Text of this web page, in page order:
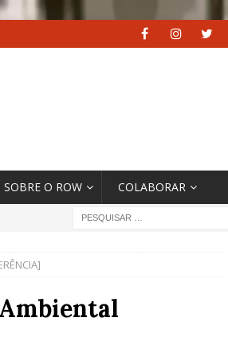
SOBRE O ROW COLABORAR